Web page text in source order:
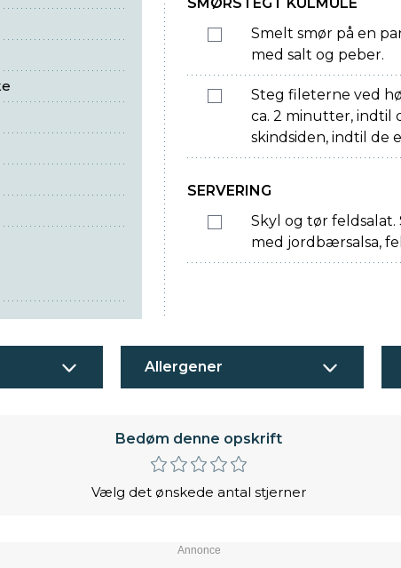
Smelt smør på en
med salt og peber.
Steg fileterne ved
ca. 2 minutter, indtil
skindsiden, indtil de
SERVERING
Skyl og tør
med jordbærsalsa,
Allergener
Bedøm denne opskrift
Vælg det ønskede antal stjerner